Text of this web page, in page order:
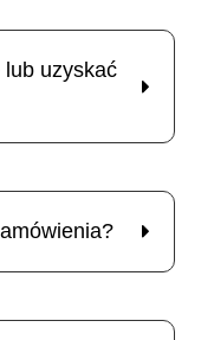
uzyskać